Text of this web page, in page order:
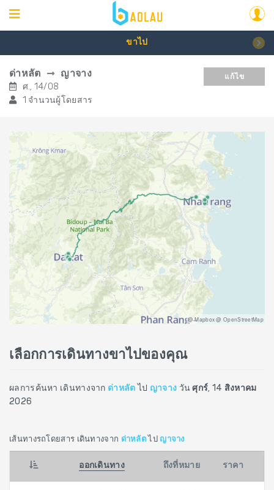
ขาไป
ด่าหลัต ญาจาง
ศ., 14/08
1 จำนวนผู้โดยสาร
แก้ไข
@ Mapbox @ OpenStreetMap
เลือกการเดินทางขาไปของคุณ
ผลการค้นหา เดินทางจาก ด่าหลัต ไป ญาจาง วันศุกร์, 14 สิงหาคม
2026
เส้นทางรถโดยสาร เดินทางจาก ด่าหลัต ไปญาจาง
ออกเดินทาง ถึงที่หมาย ราคา